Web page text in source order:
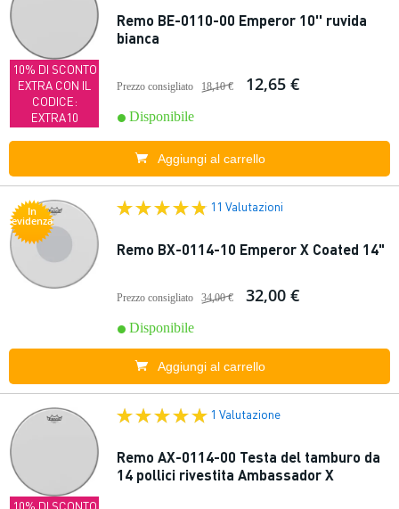
10% DI SCONTO
EXTRA CON IL
CODICE:
EXTRA10
Remo BE-0110-00 Emperor 10'' ruvida
bianca
Prezzo consigliato 18,10 € 12,65 €
Disponibile
Aggiungi al carrello
In
evidenza
11 Valutazioni
Remo BX-0114-10 Emperor X Coated 14"
Prezzo consigliato 34,00 € 32,00 €
Disponibile
Aggiungi al carrello
10% DI SCONTO
1 Valutazione
Remo AX-0114-00 Testa del tamburo da
14 pollici rivestita Ambassador X